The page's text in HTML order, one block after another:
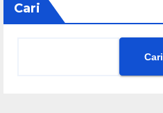
Cari
Cari